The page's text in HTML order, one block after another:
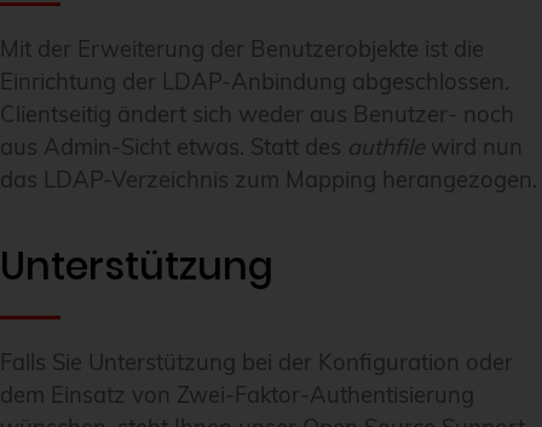
Mit der Erweiterung der Benutzerobjekte ist die
Einrichtung der LDAP-Anbindung abgeschlossen.
Clientseitig ändert sich weder aus Benutzer- noch
aus Admin-Sicht etwas. Statt des authfile wird nun
das LDAP-Verzeichnis zum Mapping herangezogen.
Unterstützung
Falls Sie Unterstützung bei der Konfiguration oder
dem Einsatz von Zwei-Faktor-Authentisierung